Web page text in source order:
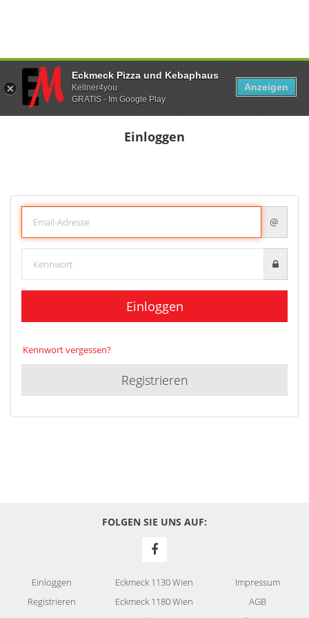
Einloggen
@
Einloggen
Kennwort vergessen?
Registrieren
FOLGEN SIE UNS AUF:
Einloggen
Registrieren
Eckmeck 1130 Wien
Eckmeck 1180 Wien
Impressum
AGB
Eckmeck Pizza und Kebaphaus
Kellner4you
GRATIS - Im Google Play
Anzeigen